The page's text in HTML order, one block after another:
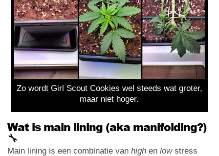
Zo wordt Girl Scout Cookies wel steeds wat groter,
maar niet hoger.
Wat is main lining (aka manifolding?)
🔧
Main lining is een combinatie van high en lowstress